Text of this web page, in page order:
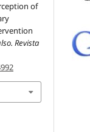
of
Revista